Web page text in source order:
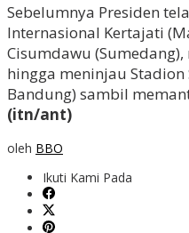
Sebelumnya Presiden
Internasional Kertajati
Cisumdawu
hingga meninjau
Bandung) sambil
(itn/ant)
oleh BBO
Ikuti Kami Pada